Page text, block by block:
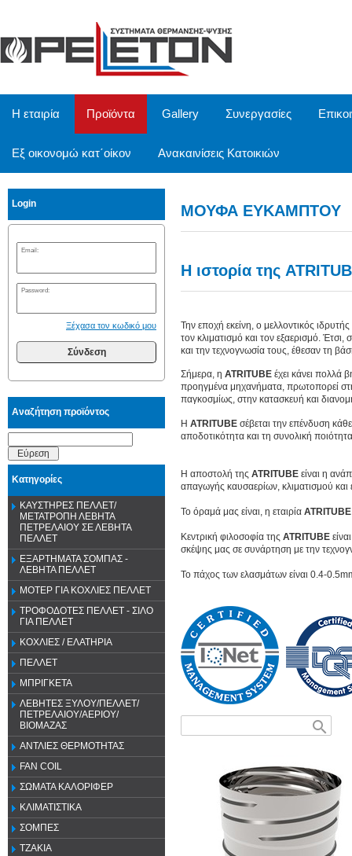
Η εταιρία Προϊόντα Gallery Συνεργασίες
Εξ οικονομώ κατ΄οίκον Ανακαινίσεις Κατοικιών
Login
Email:
Password:
Ξέχασα τον κωδικό μου
Σύνδεση
Αναζήτηση προϊόντος
Εύρεση
Κατηγορίες
ΚΑΥΣΤΗΡΕΣ ΠΕΛΛΕΤ/
ΜΕΤΑΤΡΟΠΗ ΛΕΒΗΤΑ
ΠΕΤΡΕΛΑΙΟΥ ΣΕ ΛΕΒΗΤΑ
ΠΕΛΛΕΤ
ΕΞΑΡΤΗΜΑΤΑ ΣΟΜΠΑΣ -
ΛΕΒΗΤΑ ΠΕΛΛΕΤ
ΜΟΤΕΡ ΓΙΑ ΚΟΧΛΙΕΣ ΠΕΛΛΕΤ
ΤΡΟΦΟΔΟΤΕΣ ΠΕΛΛΕΤ - ΣΙΛΟ
ΓΙΑ ΠΕΛΛΕΤ
ΚΟΧΛΙΕΣ / ΕΛΑΤΗΡΙΑ
ΠΕΛΛΕΤ
ΜΠΡΙΓΚΕΤΑ
ΛΕΒΗΤΕΣ ΞΥΛΟΥ/ΠΕΛΛΕΤ/
ΠΕΤΡΕΛΑΙΟΥ/ΑΕΡΙΟΥ/
ΒΙΟΜΑΖΑΣ
ΑΝΤΛΙΕΣ ΘΕΡΜΟΤΗΤΑΣ
FAN COIL
ΣΩΜΑΤΑ ΚΑΛΟΡΙΦΕΡ
ΚΛΙΜΑΤΙΣΤΙΚΑ
ΣΟΜΠΕΣ
ΤΖΑΚΙΑ
ΜΟΥΦΑ ΕΥΚΑΜΠΤΟΥ
Η ιστορία της
Την εποχή εκείνη, ο μελλοντικός
τον κλιματισμό και τον εξαερισμό. Έτσι,
και την τεχνογνωσία τους, έθεσαν τη
Σήμερα, η ATRITUBE έχει κάνει πολλά
προηγμένα μηχανήματα, πρωτοπορεί
παγκοσμίως, στην κατασκευή και
Η ATRITUBE σέβεται την επένδυση
αποδοτικότητα και τη συνολική
Η αποστολή της ATRITUBE είναι η
απαγωγής καυσαερίων, κλιματισμού
Το όραμά μας είναι, η εταιρία ATRITUBE
Κεντρική φιλοσοφία της ATRITUBE
σκέψης μας σε συνάρτηση με την
Το πάχος των ελασμάτων είναι 0.4-
search